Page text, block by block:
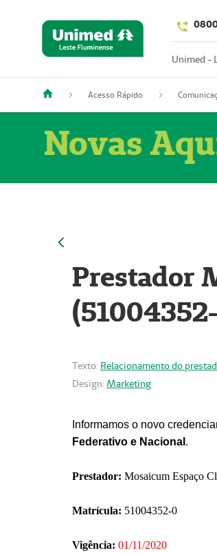
Unimed -
Acesso Rápido
Novas
Prestador
Texto: Relacionamento do
Design: Marketing
Informamos o novo
Federativo e Nacional .
Prestador: Mosaicum Espaço
Matrícula: 51004352-0
Vigência: 01/11/2020